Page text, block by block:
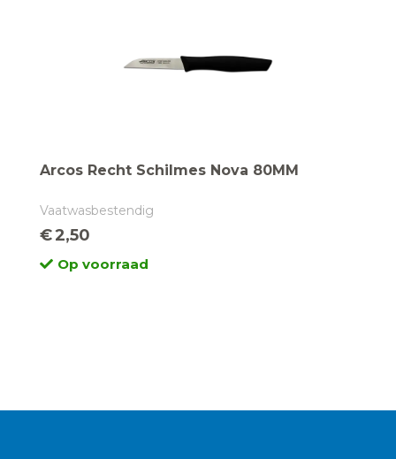
Arcos Recht Schilmes Nova 80MM
Vaatwasbestendig
€2,50
Op voorraad